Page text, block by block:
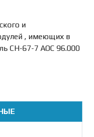
и
, имеющих в
СН-67-7 АОС 96.000